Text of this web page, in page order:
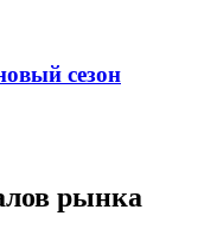
сезон
рынка